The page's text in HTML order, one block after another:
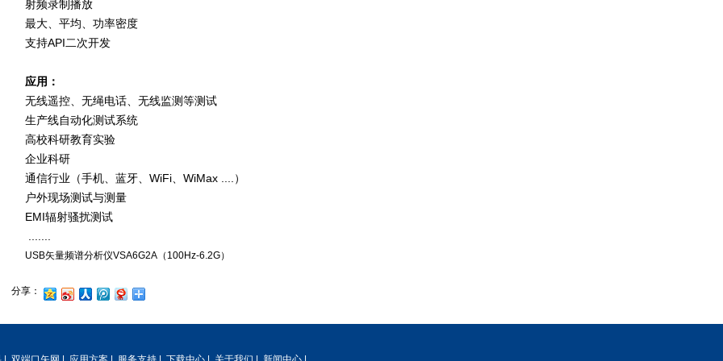
射频录制播放
最大、平均、功率密度
支持API二次开发
应用：
无线遥控、无绳电话、无线监测等测试
生产线自动化测试系统
高校科研教育实验
企业科研
通信行业（手机、蓝牙、WiFi、WiMax ....）
户外现场测试与测量
EMI辐射骚扰测试
USB矢量频谱分析仪VSA6G2A（100Hz-6.2G）
分享：